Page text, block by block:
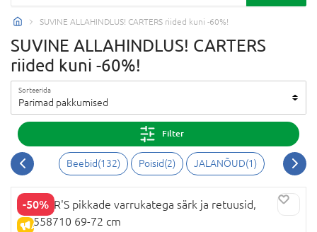
SUVINE ALLAHINDLUS! CARTERS riided kuni -60%!
SUVINE ALLAHINDLUS! CARTERS
riided kuni -60%!
Sorteerida
Parimad pakkumised
Filter
Beebid(132) Poisid(2) JALANÕUD(1)
-50%
ALLAHINDLUS
CARTER'S pikkade varrukatega särk ja retuusid,
1R558710 69-72 cm